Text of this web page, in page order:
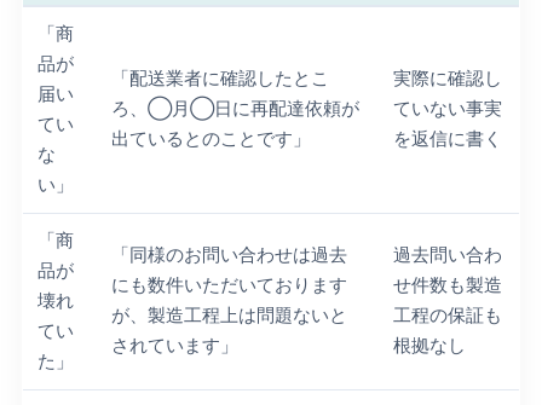
「商
品が
届い
てい
な
い」
「配送業者に確認したとこ
ろ、◯月◯日に再配達依頼が
出ているとのことです」
実際に確認し
ていない事実
を返信に書く
「商
品が
壊れ
てい
た」
「同様のお問い合わせは過去
にも数件いただいております
が、製造工程上は問題ないと
されています」
過去問い合わ
せ件数も製造
工程の保証も
根拠なし